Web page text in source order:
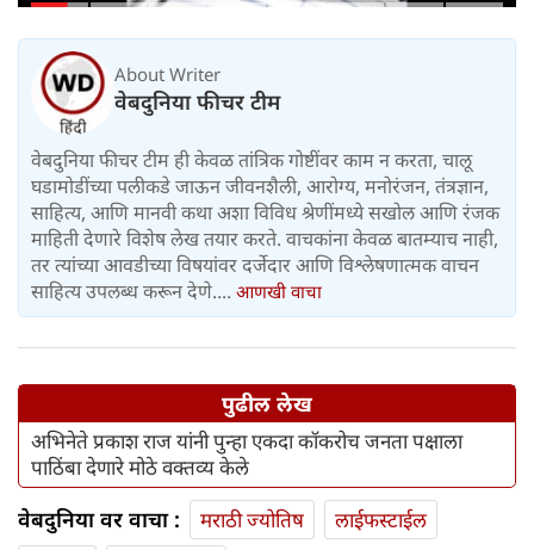
About Writer
वेबदुनिया फीचर टीम
वेबदुनिया फीचर टीम ही केवळ तांत्रिक गोष्टींवर काम न करता, चालू
घडामोडींच्या पलीकडे जाऊन जीवनशैली, आरोग्य, मनोरंजन, तंत्रज्ञान,
साहित्य, आणि मानवी कथा अशा विविध श्रेणींमध्ये सखोल आणि रंजक
माहिती देणारे विशेष लेख तयार करते. वाचकांना केवळ बातम्याच नाही,
तर त्यांच्या आवडीच्या विषयांवर दर्जेदार आणि विश्लेषणात्मक वाचन
साहित्य उपलब्ध करून देणे.... आणखी वाचा
पुढील लेख
अभिनेते प्रकाश राज यांनी पुन्हा एकदा कॉकरोच जनता पक्षाला
पाठिंबा देणारे मोठे वक्तव्य केले
वेबदुनिया वर वाचा : मराठी ज्योतिष
लाईफस्टाईल